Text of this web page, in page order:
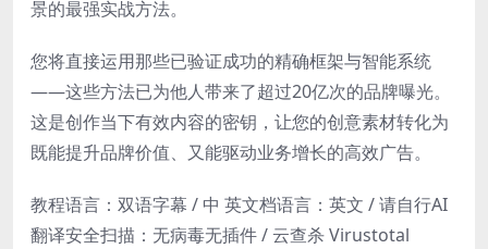
景的最强实战方法。
您将直接运用那些已验证成功的精确框架与智能系统
——这些方法已为他人带来了超过20亿次的品牌曝光。
这是创作当下有效内容的密钥，让您的创意素材转化为
既能提升品牌价值、又能驱动业务增长的高效广告。
教程语言：双语字幕 / 中 英文档语言：英文 / 请自行AI
翻译安全扫描：无病毒无插件 / 云查杀 Virustotal